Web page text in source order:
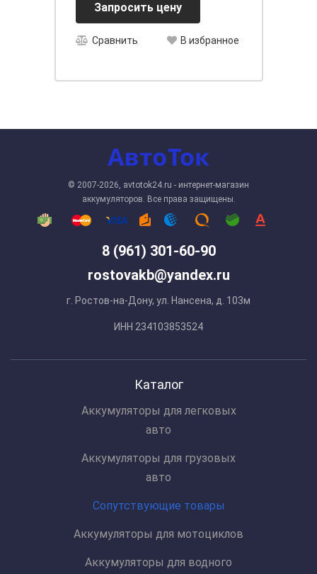
Запросить цену
Сравнить В избранное
8 (961) 301-60-90
rostovakb@yandex.ru
г. Ростов-на-Дону, ул. Нансена, д. 103м
ИНН 234103853524
© 2007-2026, avtotok24.ru - интернет-магазин
аккумуляторов. Все права защищены.
Каталог
Аккумуляторы для легковых
авто
Аккумуляторы для грузовых
авто
Сопутствующие товары
Аккумуляторы для мотоциклов
Аккумуляторы для водного